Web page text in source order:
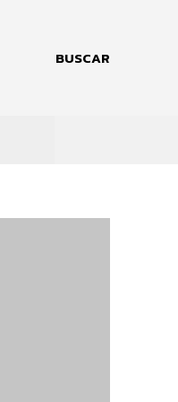
BUSCAR